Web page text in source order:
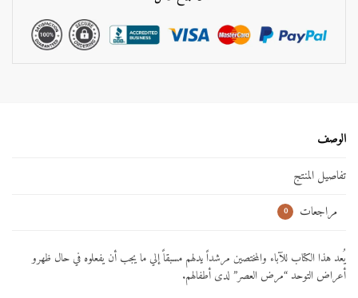
الوصف
تفاصيل المنتج
مراجعات
0
يُعد هذا الكتاب للآباء والمختصين مرشداً يدلهم مسبقاً إلي ما يجب أن يفعلوه في حال ظهرو
أعراض التوحد “مرض العصر” لدى أطفالهم.